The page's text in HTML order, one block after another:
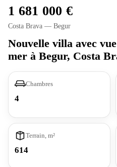
1 681 000
Costa Brava — Begur
Nouvelle villa avec
mer à Begur, Costa
Chambres
4
Terrain, m²
614